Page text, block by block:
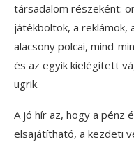
társadalom részeként:
játékboltok, a reklámok,
alacsony polcai, mind-
és az egyik kielégített
ugrik.
A jó hír az, hogy a pénz
elsajátítható, a kezdeti